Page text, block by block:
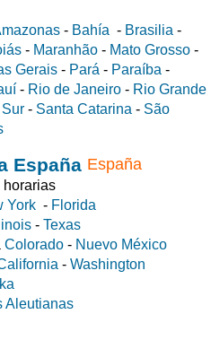
- Bahía - Brasilia -
- Maranhão - Mato Grosso -
Gerais - Pará - Paraíba -
- Rio de Janeiro - Rio Grande
- Santa Catarina - São
España
horarias
York - Florida
- Texas
Colorado - Nuevo México
- Washington
Aleutianas